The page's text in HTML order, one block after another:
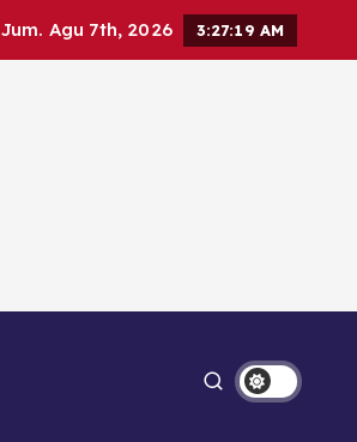
Jum. Agu 7th, 2026 3:27:21 AM